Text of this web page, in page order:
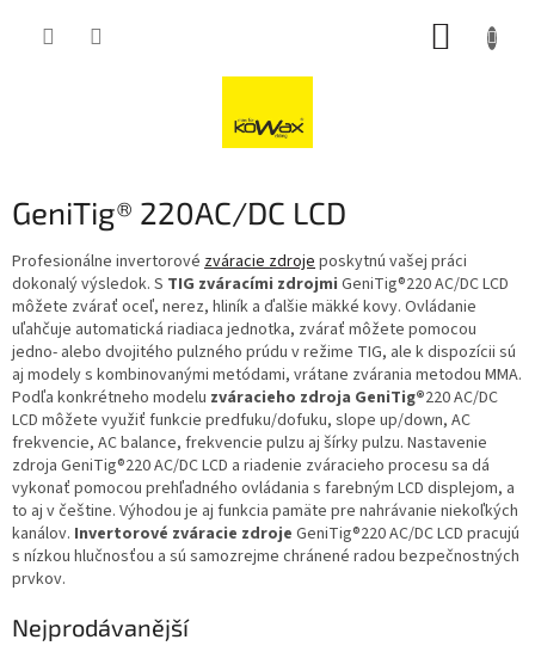
GeniTig® 220AC/DC LCD
Profesionálne invertorové zváracie zdroje poskytnú vašej práci
dokonalý výsledok. S TIG zváracími zdrojmi GeniTig®220 AC/DC LCD
môžete zvárať oceľ, nerez, hliník a ďalšie mäkké kovy. Ovládanie
uľahčuje automatická riadiaca jednotka, zvárať môžete pomocou
jedno- alebo dvojitého pulzného prúdu v režime TIG, ale k dispozícii sú
aj modely s kombinovanými metódami, vrátane zvárania metodou MMA.
Podľa konkrétneho modelu zváracieho zdroja GeniTig®220 AC/DC
LCD môžete využiť funkcie predfuku/dofuku, slope up/down, AC
frekvencie, AC balance, frekvencie pulzu aj šírky pulzu. Nastavenie
zdroja GeniTig®220 AC/DC LCD a riadenie zváracieho procesu sa dá
vykonať pomocou prehľadného ovládania s farebným LCD displejom, a
to aj v češtine. Výhodou je aj funkcia pamäte pre nahrávanie niekoľkých
kanálov. Invertorové zváracie zdroje GeniTig®220 AC/DC LCD pracujú
s nízkou hlučnosťou a sú samozrejme chránené radou bezpečnostných
prvkov.
Nejprodávanější